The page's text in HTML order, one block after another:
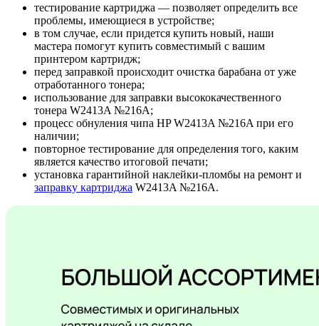
тестирование картриджа — позволяет определить все
проблемы, имеющиеся в устройстве;
в том случае, если придется купить новый, наши
мастера помогут купить совместимый с вашим
принтером картридж;
перед заправкой происходит очистка барабана от уже
отработанного тонера;
использование для заправки высококачественного
тонера W2413A №216A;
процесс обнуления чипа HP W2413A №216A при его
наличии;
повторное тестирование для определения того, каким
является качество итоговой печати;
установка гарантийной наклейки-пломбы на ремонт и
заправку картриджа W2413A №216A.